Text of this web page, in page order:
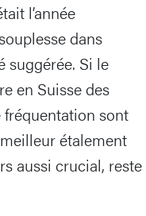
l’année
dans
suggérée. Si le
en Suisse des
fréquentation sont
étalement
aussi crucial, reste